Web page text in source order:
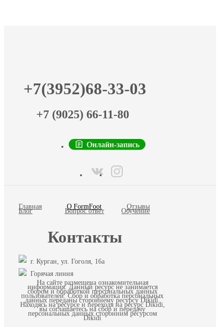
+7(3952)68-33-03
+7 (9025) 66-11-80
Онлайн-запись
Главная О FormFoot Отзывы
Блог Вопрос ответ Обучение
Контакты
г. Курган, ул. Гоголя, 16а
Горячая линия
На сайте размещена ознакомительная
информация. Данный ресурс не занимается
сбором и обработкой персональных данных
пользователей. Сбор и обработка персональных
данных переданы стороннему ресурсу Dikidi.
Находясь на ресурсе и переходя на ресурс Dikidi,
вы соглашаетесь на сбор и передачу
персональных данных сторонним ресурсом
Dikidi